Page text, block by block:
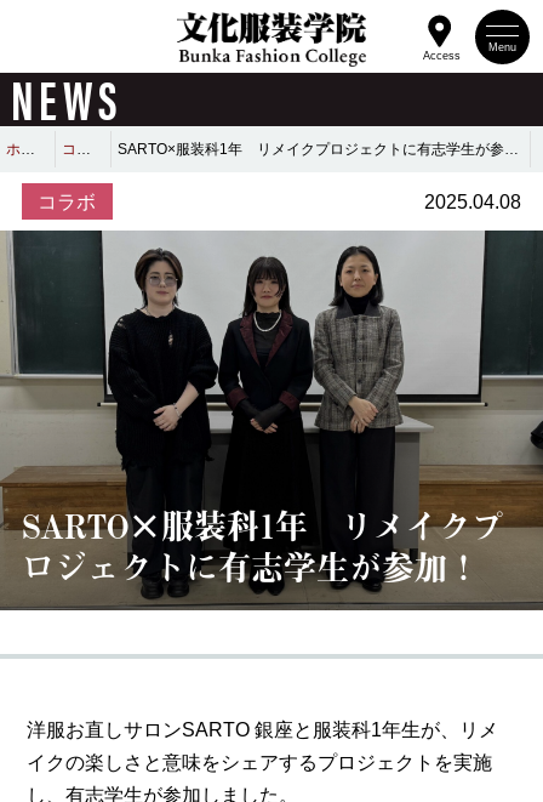
Menu
Access
NEWS
ホーム コラボ SARTO×服装科1年 リメイクプロジェクトに有志学生が参加！
コラボ 2025.04.08
SARTO×服装科1年 リメイクプ
ロジェクトに有志学生が参加！
洋服お直しサロンSARTO 銀座と服装科1年生が、リメ
イクの楽しさと意味をシェアするプロジェクトを実施
し、有志学生が参加しました。